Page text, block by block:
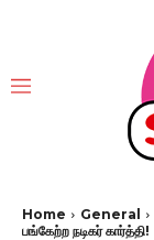
Home General
பங்கேற்ற நடிகர் கார்த்தி!